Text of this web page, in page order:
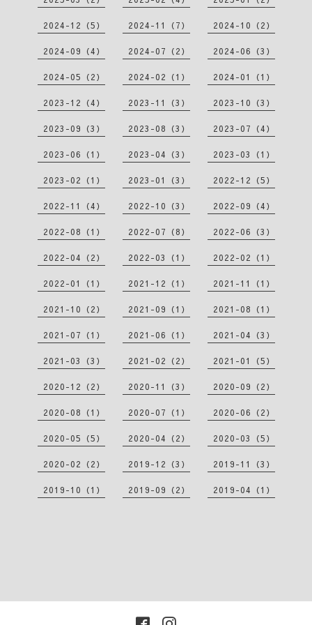
2024-12（5） 2024-11（7） 2024-10（2）
2024-09（4） 2024-07（2） 2024-06（3）
2024-05（2） 2024-02（1） 2024-01（1）
2023-12（4） 2023-11（3） 2023-10（3）
2023-09（3） 2023-08（3） 2023-07（4）
2023-06（1） 2023-04（3） 2023-03（1）
2023-02（1） 2023-01（3） 2022-12（5）
2022-11（4） 2022-10（3） 2022-09（4）
2022-08（1） 2022-07（8） 2022-06（3）
2022-04（2） 2022-03（1） 2022-02（1）
2022-01（1） 2021-12（1） 2021-11（1）
2021-10（2） 2021-09（1） 2021-08（1）
2021-07（1） 2021-06（1） 2021-04（3）
2021-03（3） 2021-02（2） 2021-01（5）
2020-12（2） 2020-11（3） 2020-09（2）
2020-08（1） 2020-07（1） 2020-06（2）
2020-05（5） 2020-04（2） 2020-03（5）
2020-02（2） 2019-12（3） 2019-11（3）
2019-10（1） 2019-09（2） 2019-04（1）